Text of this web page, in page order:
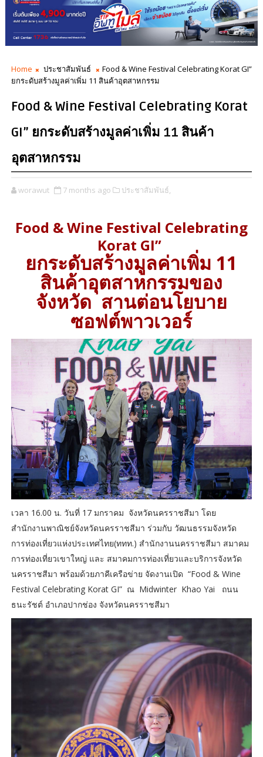
Home ประชาสัมพันธ์
Food & Wine Festival Celebrating Korat GI”
ยกระดับสร้างมูลค่าเพิ่ม 11 สินค้าอุตสาหกรรม
Food & Wine Festival Celebrating Korat
GI” ยกระดับสร้างมูลค่าเพิ่ม 11 สินค้า
อุตสาหกรรม
worawut 7 months ago ประชาสัมพันธ์,
Food & Wine Festival Celebrating
Korat GI”
ยกระดับสร้างมูลค่าเพิ่ม 11
สินค้าอุตสาหกรรมของ
จังหวัด สานต่อนโยบาย
ซอฟต์พาวเวอร์
เวลา 16.00 น. วันที่ 17 มกราคม จังหวัดนครราชสีมา โดย
สำนักงานพาณิชย์จังหวัดนครราชสีมา ร่วมกับ วัฒนธรรมจังหวัด
การท่องเที่ยวแห่งประเทศไทย(ททท.) สำนักงานนครราชสีมา สมาคม
การท่องเที่ยวเขาใหญ่ และ สมาคมการท่องเที่ยวและบริการจังหวัด
นครราชสีมา พร้อมด้วยภาคีเครือข่าย จัดงานเปิด “Food & Wine
Festival Celebrating Korat GI” ณ Midwinter Khao Yai ถนน
ธนะรัชต์ อำเภอปากช่อง จังหวัดนครราชสีมา